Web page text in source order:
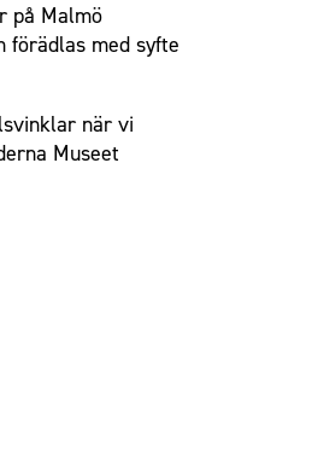
på Malmö
förädlas med syfte
när vi
Museet